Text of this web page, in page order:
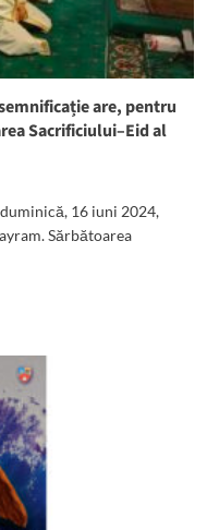
are, pentru
Sacrificiului–Eid al
16 iuni 2024,
Sărbătoarea